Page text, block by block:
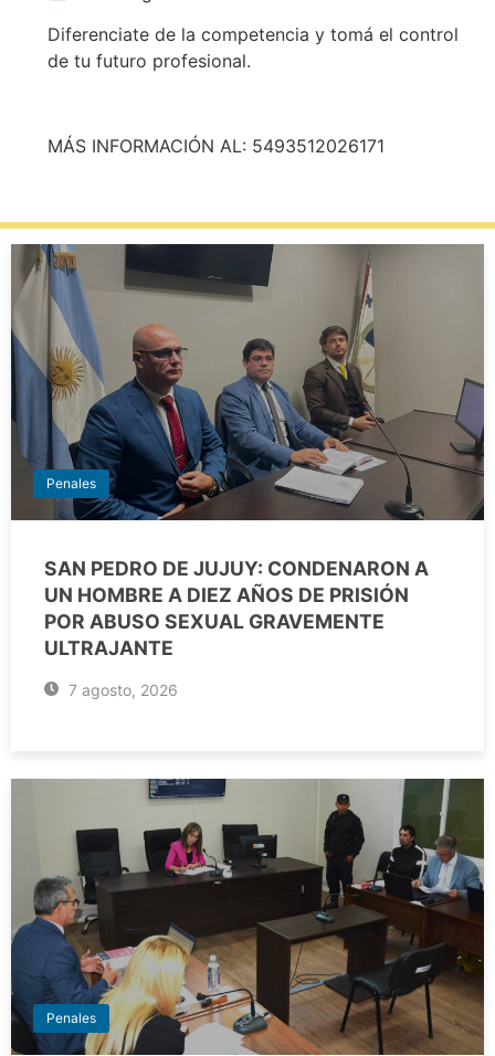
Diferenciate de la competencia y tomá el control
de tu futuro profesional.
MÁS INFORMACIÓN AL: 5493512026171
Penales
SAN PEDRO DE JUJUY: CONDENARON A
UN HOMBRE A DIEZ AÑOS DE PRISIÓN
POR ABUSO SEXUAL GRAVEMENTE
ULTRAJANTE
7 agosto, 2026
Penales